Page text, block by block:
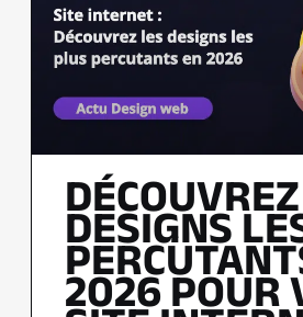
DESIGNS
2026 POUR